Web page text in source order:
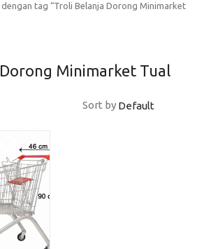
tag “Troli Belanja Dorong Minimarket
Minimarket Tual
Sort by